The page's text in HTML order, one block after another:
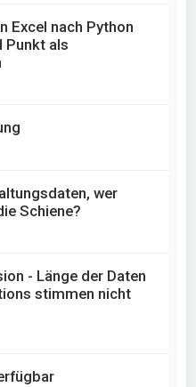
Excel nach Python
Punkt als
wer
Schiene?
- Länge der Daten
stimmen nicht